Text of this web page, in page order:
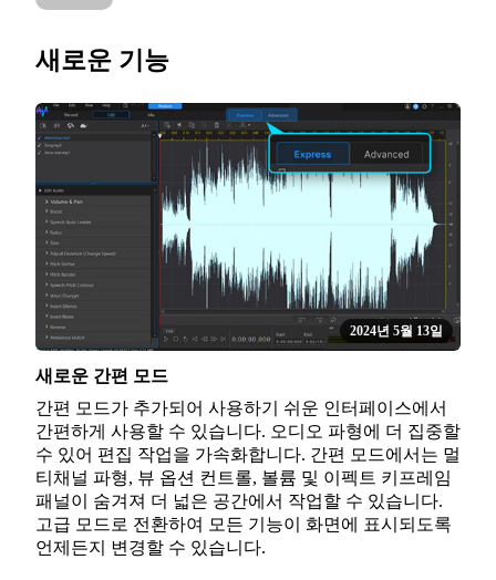
새로운 기능
2024년 5월 13일
새로운 간편 모드
간편 모드가 추가되어 사용하기 쉬운 인터페이스에서
간편하게 사용할 수 있습니다. 오디오 파형에 더 집중할
수 있어 편집 작업을 가속화합니다. 간편 모드에서는 멀
티채널 파형, 뷰 옵션 컨트롤, 볼륨 및 이펙트 키프레임
패널이 숨겨져 더 넓은 공간에서 작업할 수 있습니다.
고급 모드로 전환하여 모든 기능이 화면에 표시되도록
언제든지 변경할 수 있습니다.